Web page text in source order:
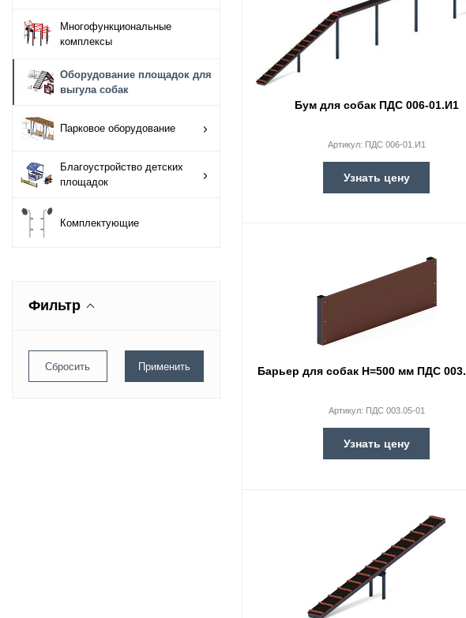
Многофункциональные
комплексы
Оборудование
площадок для
выгула собак
оборудование
Благоустройство
детских площадок
Многофункциональные
комплексы
Оборудование площадок для
выгула собак
Парковое оборудование
Благоустройство детских
площадок
Комплектующие
Фильтр
Бум для собак ПДС 006-01.И1
Артикул: ПДС 006-01.И1
Узнать цену
Барьер для собак Н=500 мм ПДС
Артикул: ПДС 003.05-01
Узнать цену